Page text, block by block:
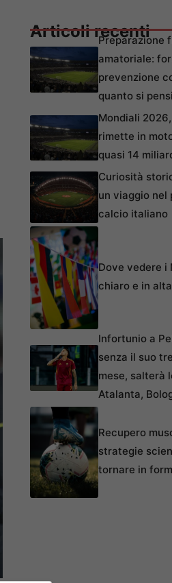
Articoli recenti
Preparazione
amatoriale:
prevenzione
quanto si pensi
Mondiali
rimette in
quasi 14
Curiosità
un viaggio nel
calcio italiano
Dove vedere i
chiaro e in
Infortunio a
senza il suo
mese, salterà
Atalanta,
Recupero
strategie
tornare in